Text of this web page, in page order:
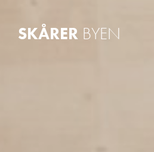
Kongla
SKÅRER BYEN